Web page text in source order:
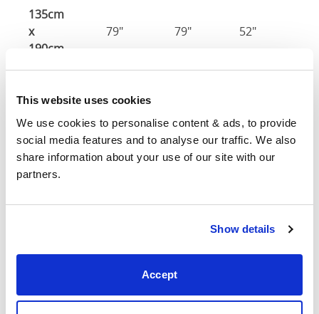
This website uses cookies
We use cookies to personalise content & ads, to provide
social media features and to analyse our traffic. We also
share information about your use of our site with our
partners.
Show details
Accept
135cm
x
190cm
79" 79" 52"
X
200cm
83"
150cm 83" 83" 52"
colchón
X
83" 83" 52"